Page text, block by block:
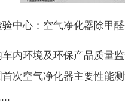
验中心：空气净化器除甲
内环境及环保产品质量
次空气净化器主要性能